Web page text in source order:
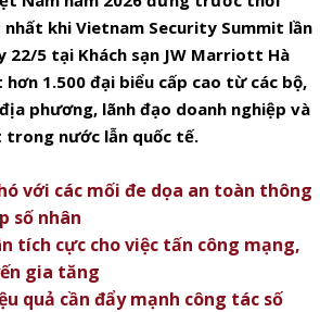
khi Vietnam Security Summit lần
22/5 tại Khách sạn JW Marriott Hà
1.500 đại biểu cấp cao từ các bộ,
phương, lãnh đạo doanh nghiệp và
trong nước lẫn quốc tế.
với các mối đe dọa an toàn thông
số nhân
tích cực cho việc tấn công mạng,
gia tăng
quả cần đẩy mạnh công tác số